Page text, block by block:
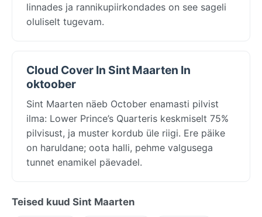
linnades ja rannikupiirkondades on see sageli
oluliselt tugevam.
Cloud Cover In Sint Maarten In
oktoober
Sint Maarten näeb October enamasti pilvist
ilma: Lower Prince’s Quarteris keskmiselt 75%
pilvisust, ja muster kordub üle riigi. Ere päike
on haruldane; oota halli, pehme valgusega
tunnet enamikel päevadel.
Teised kuud Sint Maarten